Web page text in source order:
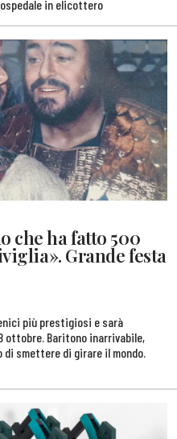
in elicottero
che ha fatto 500
Grande festa
più prestigiosi e sarà
ottobre. Baritono inarrivabile,
smettere di girare il mondo.